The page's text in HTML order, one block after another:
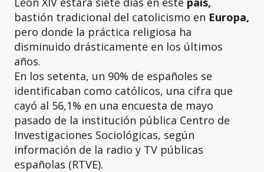
bastión tradicional del catolicismo en Europa,
pero donde la práctica religiosa ha
disminuido drásticamente en los últimos
años.
En los setenta, un 90% de españoles se
identificaban como católicos, una cifra que
cayó al 56,1% en una encuesta de mayo
pasado de la institución pública Centro de
Investigaciones Sociológicas, según
información de la radio y TV públicas
españolas (RTVE).